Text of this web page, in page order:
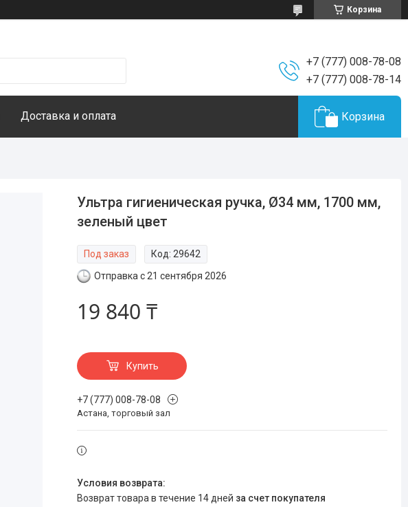
Корзина
+7 (777) 008-78-08
+7 (777) 008-78-14
Доставка и оплата Корзина
Ультра гигиеническая ручка, Ø34 мм, 1700 мм,
зеленый цвет
Под заказ Код: 29642
Отправка с 21 сентября 2026
19 840 ₸
Купить
+7 (777) 008-78-08
Астана, торговый зал
возврат товара в течение 14 дней за счет покупателя